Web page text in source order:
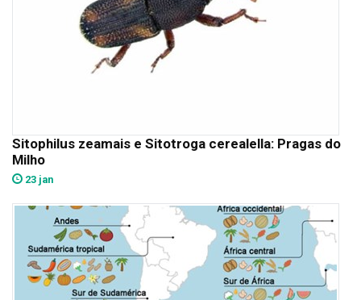
Sitophilus zeamais e Sitotroga cerealella: Pragas do
Milho
23 jan